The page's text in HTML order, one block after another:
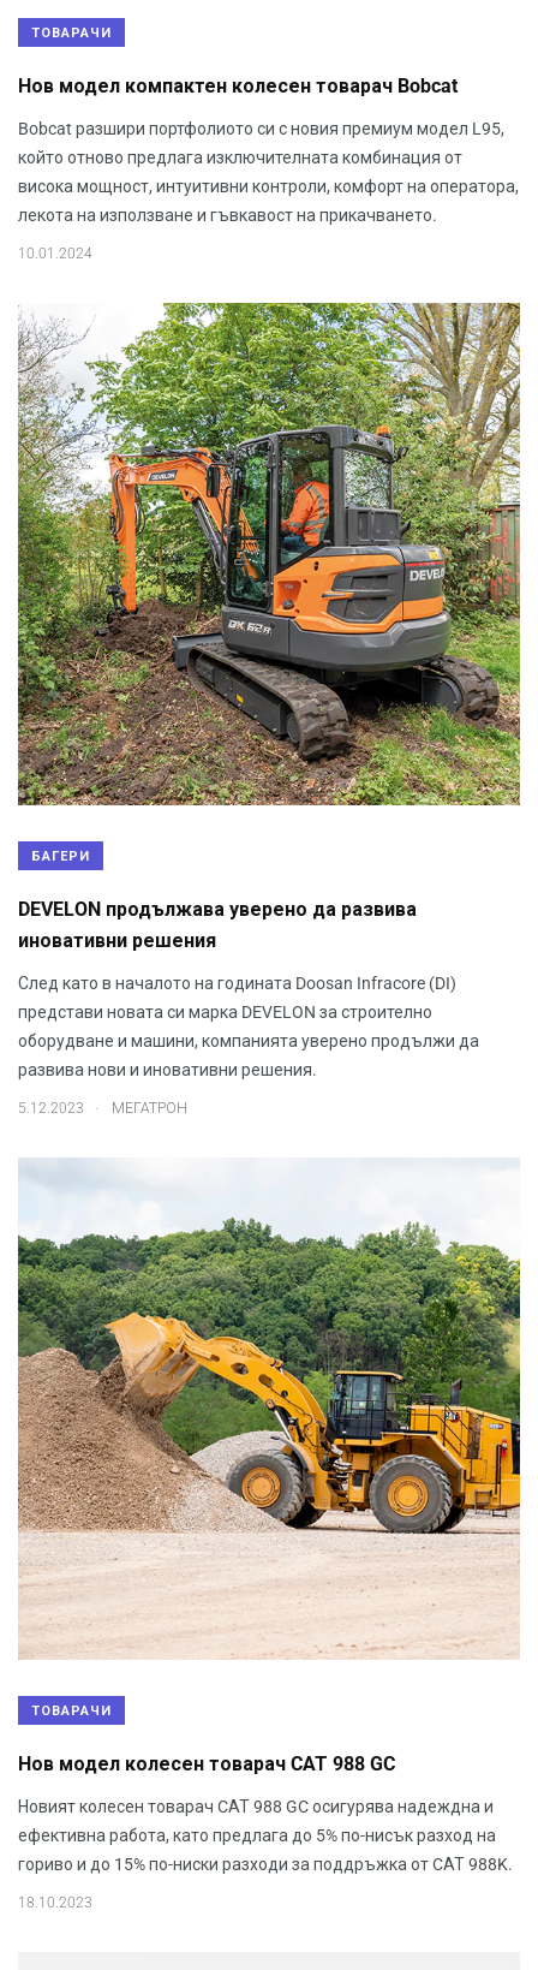
ТОВАРАЧИ
Нов модел компактен колесен товарач Bobcat
Bobcat разшири портфолиото си с новия премиум модел L95,
който отново предлага изключителната комбинация от
висока мощност, интуитивни контроли, комфорт на оператора,
лекота на използване и гъвкавост на прикачването.
10.01.2024
БАГЕРИ
DEVELON продължава уверено да развива
иновативни решения
След като в началото на годината Doosan Infracore (DI)
представи новата си марка DEVELON за строително
оборудване и машини, компанията уверено продължи да
развива нови и иновативни решения.
5.12.2023 . МЕГАТРОН
ТОВАРАЧИ
Нов модел колесен товарач CАТ 988 GC
Новият колесен товарач CАТ 988 GC осигурява надеждна и
ефективна работа, като предлага до 5% по-нисък разход на
гориво и до 15% по-ниски разходи за поддръжка от CАТ 988K.
18.10.2023